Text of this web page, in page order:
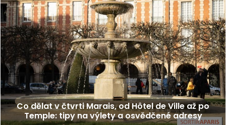
Co dělat v čtvrti Marais, od Hôtel de Ville až po
Temple: tipy na výlety a osvědčené adresy